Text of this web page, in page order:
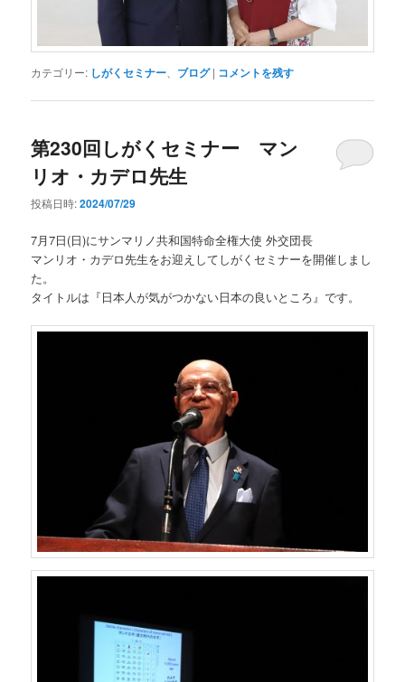
カテゴリー: しがくセミナー、 ブログ | コメントを残す
第230回しがくセミナー マン
リオ・カデロ先生
投稿日時:2024/07/29
7月7日(日)にサンマリノ共和国特命全権大使 外交団長
マンリオ・カデロ先生をお迎えしてしがくセミナーを開催しまし
た。
タイトルは『日本人が気がつかない日本の良いところ』です。